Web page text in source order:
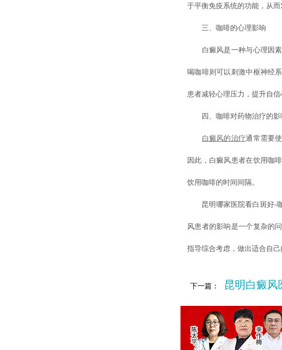
于平衡免疫系统的功能，从
三、咖啡的心理影响
白癜风是一种与心理因素
喝咖啡则可以刺激中枢神经
患者减轻心理压力，提升自
四、咖啡对药物治疗的影
白癜风的治疗通常需要
因此，白癜风患者在饮用咖
饮用咖啡的时间间隔。
昆明哪家医院看白斑好-咖
风患者的影响是一个复杂的
指导综合考虑，做出适合自
下一篇： 昆明白癜风